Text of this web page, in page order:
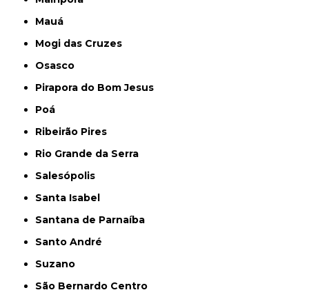
Mauá
Mogi das Cruzes
Osasco
Pirapora do Bom Jesus
Poá
Ribeirão Pires
Rio Grande da Serra
Salesópolis
Santa Isabel
Santana de Parnaíba
Santo André
Suzano
São Bernardo Centro